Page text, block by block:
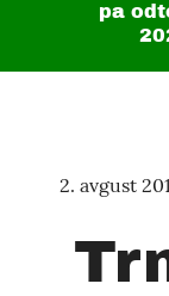
pa
2. avgust